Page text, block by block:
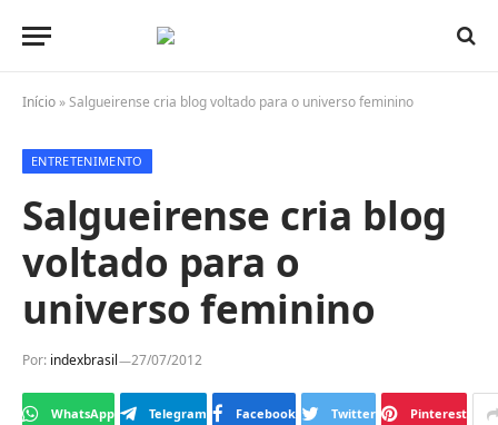
Início »Salgueirense cria blog voltado para o universo feminino
ENTRETENIMENTO
Salgueirense cria blog
voltado para o
universo feminino
Por: indexbrasil 27/07/2012
WhatsApp Telegram Facebook Twitter Pinterest